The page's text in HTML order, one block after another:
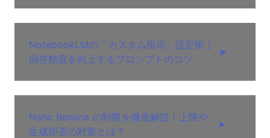
NotebookLMの「カスタム指示」設定術｜
回答精度を向上するプロンプトのコツ
➤
Nano Banana の制限を徹底解説！上限や
生成拒否の対策とは？
➤